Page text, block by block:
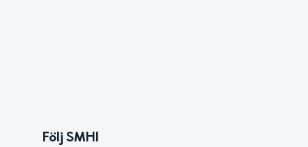
Följ SMHI